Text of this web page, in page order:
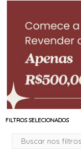
FILTROS SELECIONADOS